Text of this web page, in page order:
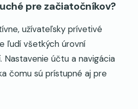
pre začiatočníkov?
užívateľsky prívetivé
ľudí všetkých úrovní
Nastavenie účtu a navigácia
čomu sú prístupné aj pre